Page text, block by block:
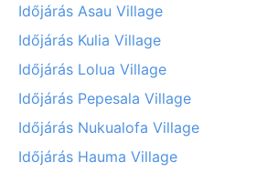
Időjárás Asau Village
Időjárás Kulia Village
Időjárás Lolua Village
Időjárás Pepesala Village
Időjárás Nukualofa Village
Időjárás Hauma Village